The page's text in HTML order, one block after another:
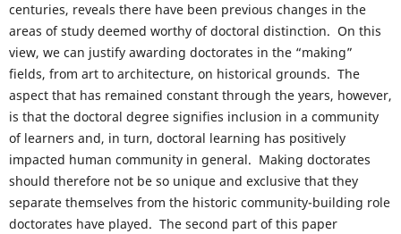
centuries, reveals there have been previous changes in the
areas of study deemed worthy of doctoral distinction. On this
view, we can justify awarding doctorates in the “making”
fields, from art to architecture, on historical grounds. The
aspect that has remained constant through the years, however,
is that the doctoral degree signifies inclusion in a community
of learners and, in turn, doctoral learning has positively
impacted human community in general. Making doctorates
should therefore not be so unique and exclusive that they
separate themselves from the historic community-building role
doctorates have played. The second part of this paper